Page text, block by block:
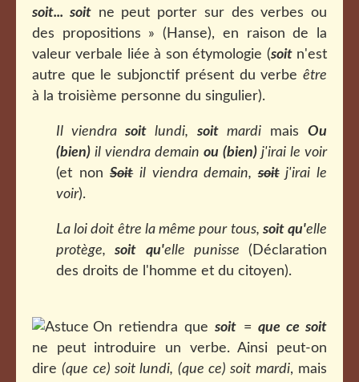
soit... soitne peut porter sur des verbes ou
des propositions » (Hanse), en raison de la
valeur verbale liée à son étymologie (soitn'est
autre que le subjonctif présent du verbe être
à la troisième personne du singulier).
Il viendrasoit lundi, soitmardimaisOu
(bien) il viendra demain ou (bien) j'irai le voir
(et nonSoitil viendra demain,soitj'irai le
voir).
La loi doit être la même pour tous, soit qu'elle
protège,soit qu'elle punisse (Déclaration
des droits de l'homme et du citoyen).
On retiendra quesoit = que ce soit
ne peut introduire un verbe. Ainsi peut-on
dire(que ce) soit lundi, (que ce) soit mardi, mais